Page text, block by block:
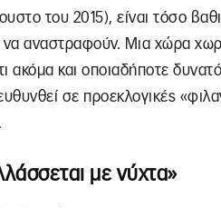
του 2015), είναι τόσο
αναστραφούν. Μια χώρα
ακόμα και οποιαδήποτε
σε προεκλογικές
με νύχτα»